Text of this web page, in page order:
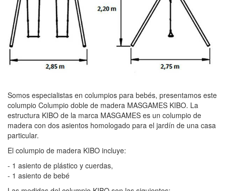
Somos especialistas en columpios para bebés, presentamos este
columpio Columpio doble de madera MASGAMES KIBO. La
estructura KIBO de la marca MASGAMES es un columpio de
madera con dos asientos homologado para el jardín de una casa
particular.
El columpio de madera KIBO incluye:
- 1 asiento de plástico y cuerdas,
- 1 asiento de bebé